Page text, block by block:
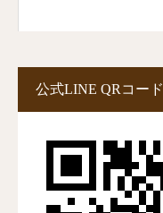
公式LINE QRコード